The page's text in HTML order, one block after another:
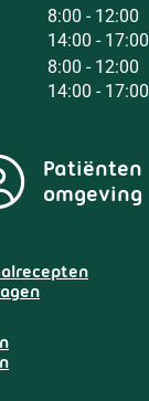
8:00 tot
- 12:00
14:00 tot
- 17:00
8:00 tot
- 12:00
14:00 tot
- 17:00
Patiënten
omgeving